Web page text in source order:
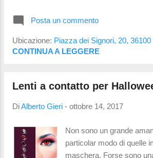
comportano dei rischi l...
producono lenti a contatto
e prendono molto sul
relatore, parlando di
periodo in cui vedono il
mi ha fatto sorridere, ma
quanto pare non sono
arrivano segnalazioni di
Posta un commento
Ubicazione: Piazza dei Signori, 20,
CONTINUA A LEGGERE
Lenti a contatto per
DiAlberto Gieri - ottobre 14, 2017
Non sono un grande
particolar modo di quelle
maschera. Forse sono